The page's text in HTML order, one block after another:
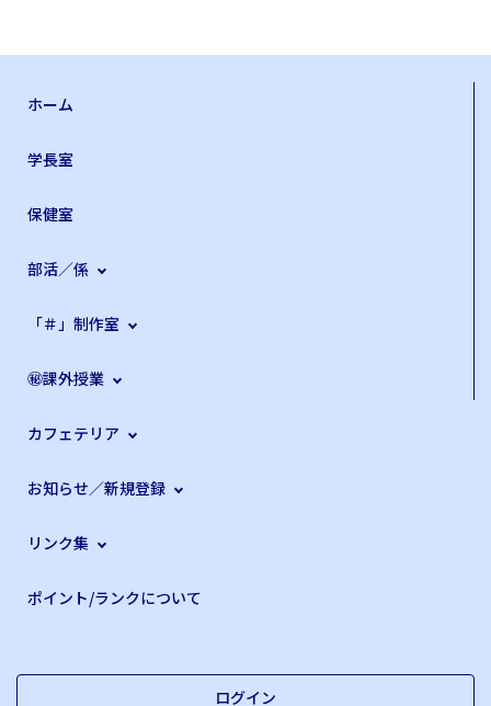
ホーム
学長室
保健室
部活／係
「＃」制作室
㊙課外授業
カフェテリア
お知らせ／新規登録
リンク集
ポイント/ランクについて
ログイン